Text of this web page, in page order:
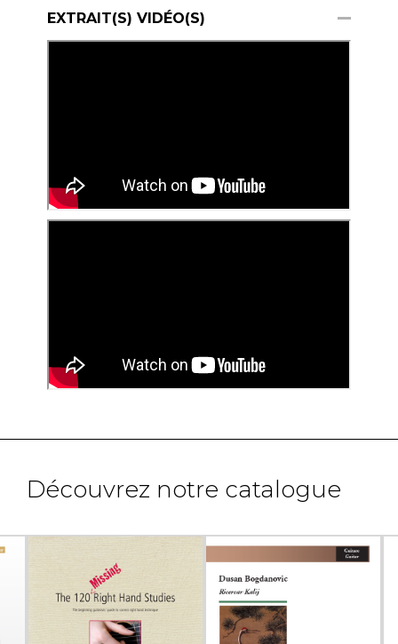
EXTRAIT(S) VIDÉO(S)
Découvrez notre catalogue